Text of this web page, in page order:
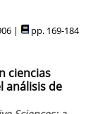
| pp. 169-184
ciencias
análisis de